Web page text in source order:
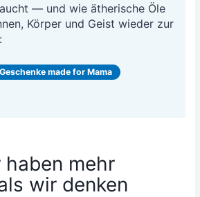
— und wie äthe­ri­sche Öle
Kör­per und Geist wie­der zur
made for Mama
haben mehr
wir denken